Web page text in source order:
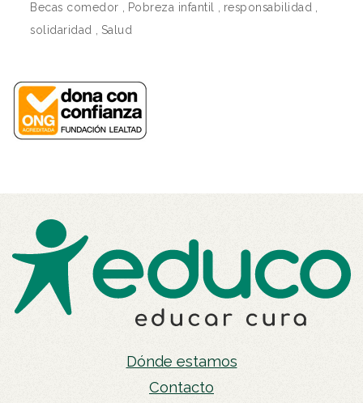
Becas comedor
Pobreza infantil responsabilidad
solidaridad
Salud
Dónde estamos
Contacto